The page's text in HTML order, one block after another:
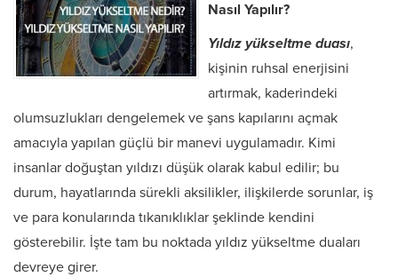
Nasıl Yapılır?
Yıldız yükseltme duası,
kişinin ruhsal enerjisini
artırmak, kaderindeki
olumsuzlukları dengelemek ve şans kapılarını açmak
amacıyla yapılan güçlü bir manevi uygulamadır. Kimi
insanlar doğuştan yıldızı düşük olarak kabul edilir; bu
durum, hayatlarında sürekli aksilikler, ilişkilerde sorunlar, iş
ve para konularında tıkanıklıklar şeklinde kendini
gösterebilir. İşte tam bu noktada yıldız yükseltme duaları
devreye girer.